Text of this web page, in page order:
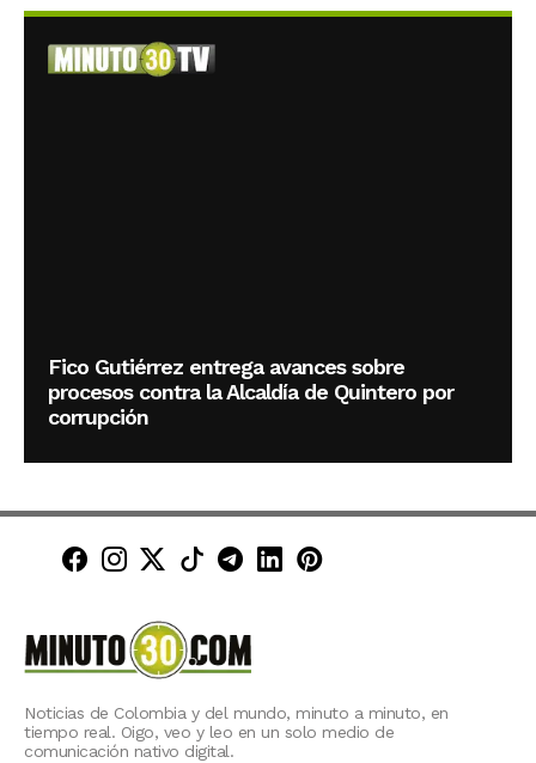
Fico Gutiérrez entrega avances sobre
procesos contra la Alcaldía de Quintero por
corrupción
Minuto30 en Facebook
Minuto30 en Instagram
Minuto30 en X (Twitter)
Minuto30 en TikTok
Canal de Minuto30 en
Minuto30 en LinkedIn
Minuto30 en
Noticias de Colombia y del mundo, minuto a minuto, en
tiempo real. Oigo, veo y leo en un solo medio de
comunicación nativo digital.